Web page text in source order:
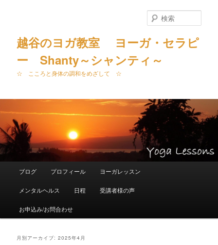
移
動
越谷のヨガ教室 ヨーガ・セラピ
ー Shanty～シャンティ～
☆ こころと身体の調和をめざして ☆
索
ュ
ブログ プロフィール ヨーガレッスン
メンタルヘルス 日程 受講者様の声
お申込み/お問合わせ
月別アーカイブ:2025年4月